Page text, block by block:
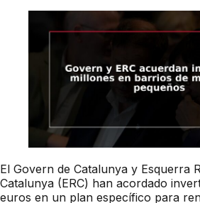
El Govern de Catalunya y Esquerra
Catalunya (ERC) han acordado
euros en un plan específico para